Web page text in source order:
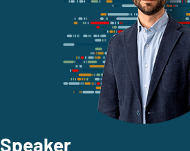
Speaker